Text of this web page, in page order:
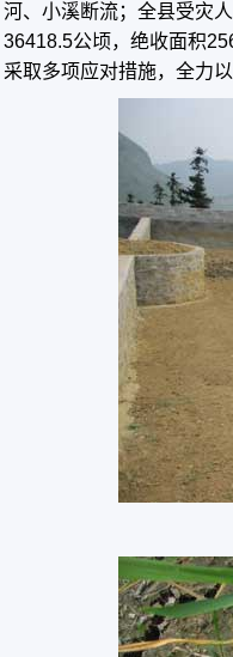
河、小溪断流；全县受灾
36418.5公顷，绝收面积
采取多项应对措施，全力